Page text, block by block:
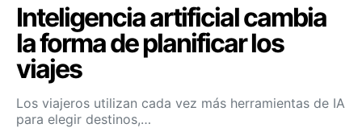
Inteligencia artificial cambia
la forma de planificar los
viajes
Los viajeros utilizan cada vez más herramientas de IA
para elegir destinos,…